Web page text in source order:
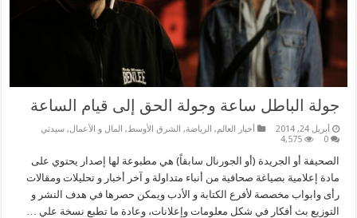
جولة الباطل ساعة وجولة الحق إلى قيام الساعة
أبريل 24, 2014 أخبار العالم, الرياضة, الشرق الأوسط, المال و الأعمال,سيدتي
0
4,575
الصحيفة أو الجريدة (أو الجورنال سابقاً) هي مطبوعة لها إصدار يحتوي على
مادة إعلامية بصياغة صحافية من أنباء متداولة و آخر أخبار و تحليلات ومقالات
رأى وابواب مخصصة لأفرع الكتابة و الأدب ويمكن حصرها في هدف النشر و
التوزيع بث أفكار في شكل معلومات وإعلانات، وعادة ما تطبع نسخة علي …